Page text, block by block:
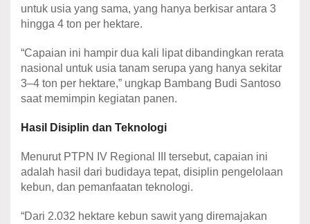
untuk usia yang sama, yang hanya berkisar antara 3
hingga 4 ton per hektare.
“Capaian ini hampir dua kali lipat dibandingkan rerata
nasional untuk usia tanam serupa yang hanya sekitar
3–4 ton per hektare,” ungkap Bambang Budi Santoso
saat memimpin kegiatan panen.
Hasil Disiplin dan Teknologi
Menurut PTPN IV Regional III tersebut, capaian ini
adalah hasil dari budidaya tepat, disiplin pengelolaan
kebun, dan pemanfaatan teknologi.
“Dari 2.032 hektare kebun sawit yang diremajakan